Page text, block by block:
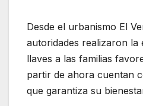
Desde el urbanismo El
autoridades realizaron la
llaves a las familias
partir de ahora cuentan
que garantiza su